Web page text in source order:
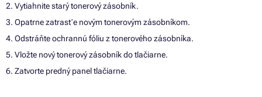
2. Vytiahnite starý tonerový zásobník.
3. Opatrne zatrasťe novým tonerovým zásobníkom.
4. Odstráňte ochrannú fóliu z tonerového zásobníka.
5. Vložte nový tonerový zásobník do tlačiarne.
6. Zatvorte predný panel tlačiarne.